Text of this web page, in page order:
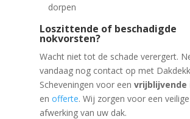
dorpen
Loszittende of beschadigde
nokvorsten?
Wacht niet tot de schade verergert.
vandaag nog contact op met
Scheveningen voor een vrijblijvende
en offerte. Wij zorgen voor een
afwerking van uw dak.